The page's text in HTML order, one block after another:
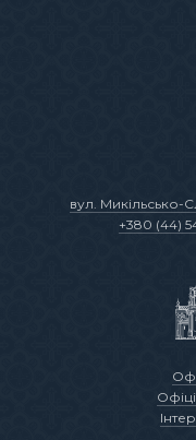
вул. Микільсько-
+380 (44)